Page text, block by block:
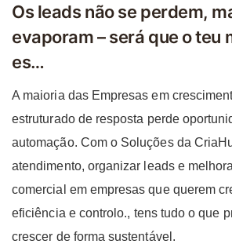
Os leads não se perdem,
evaporam – será que o teu
es…
A maioria das Empresas em
estruturado de resposta perde
automação. Com o Soluções da
atendimento, organizar leads e
comercial em empresas que querem
eficiência e controlo., tens tudo o que
crescer de forma sustentável.